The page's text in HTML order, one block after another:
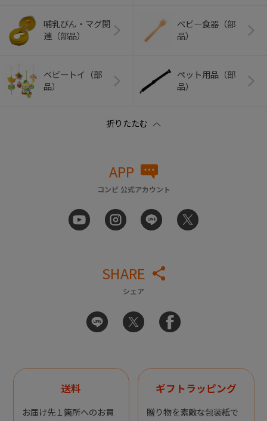
哺乳びん・マグ関
連（部品）
ベビー食器（部
品）
ベビートイ（部
品）
ペット用品（部
品）
APP
コンビ 公式アカウント
SHARE
シェア
送料
お届け先１箇所へのお買
ギフトラッピング
贈り物を素敵な包装紙で